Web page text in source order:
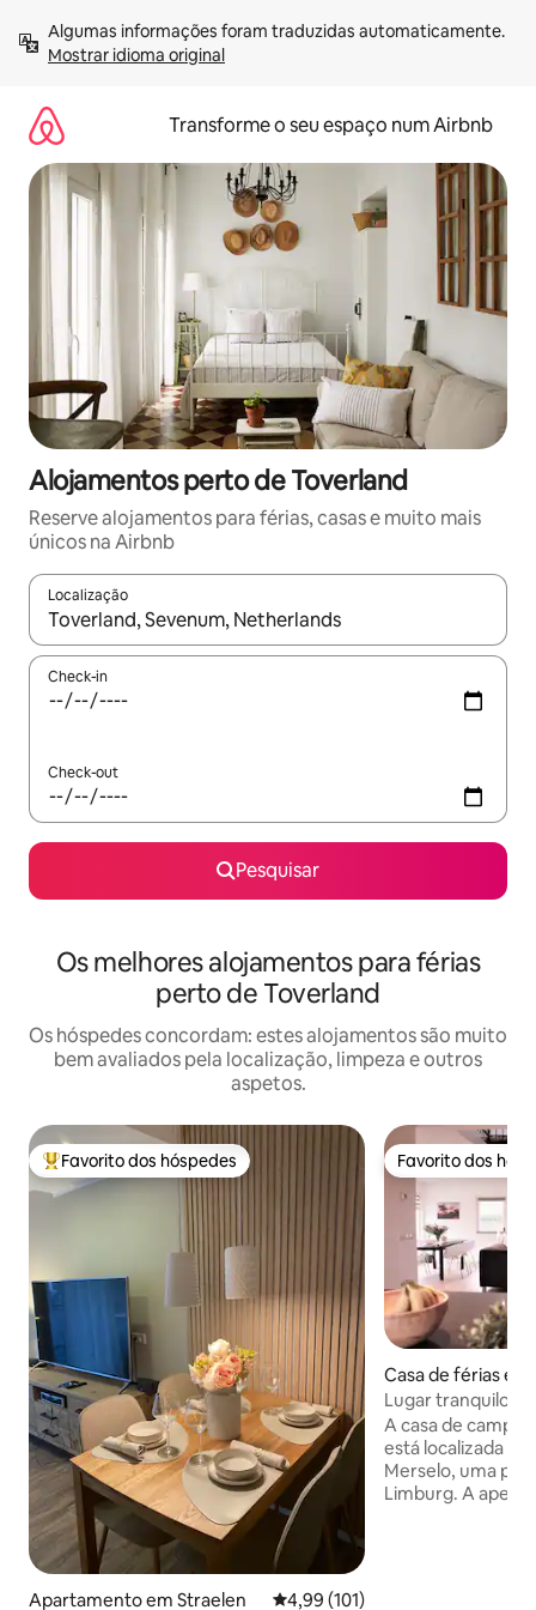
para
Mostrar idioma original
Transforme o seu espaço num Airbnb
Alojamentos perto de Toverland
Reserve alojamentos para férias, casas e muito mais
únicos na Airbnb
Localização
Quando os resultados estiverem disponíveis, navegue com
Check-in
Check-out
Pesquisar
Os melhores alojamentos para férias
perto de Toverland
Os hóspedes concordam: estes alojamentos são muito
bem avaliados pela localização, limpeza e outros
aspetos.
Favoritos dos hóspedes mais apreciados
Favorito dos hóspedes
Apartamento em Straelen Classificação média de 4,99 em
4,99 (101)
Favorito dos
Favorito dos
Casa de férias
Lugar tranquilo
natureza
A casa de campo
está localizada à
Merselo, uma
Limburg. A